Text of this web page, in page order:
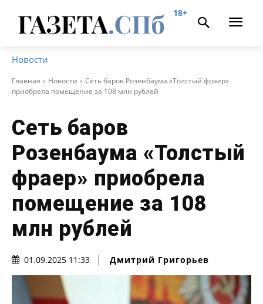
18+
Новости
Главная Новости
Сеть баров Розенбаума «Толстый фраер»
приобрела помещение за 108 млн рублей
Сеть баров
Розенбаума «Толстый
фраер» приобрела
помещение за 108
млн рублей
01.09.2025 11:33 Дмитрий Григорьев